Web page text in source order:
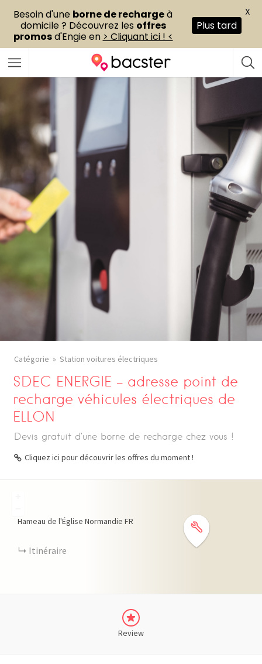
Catégorie Station voitures électriques
SDEC ENERGIE – adresse point de
recharge véhicules électriques de
ELLON
Devis gratuit d’une borne de recharge chez vous !
Cliquez ici pour découvrir les offres du moment !
Hameau de l'Église Normandie FR
Itinéraire
Review
Besoin d'une borne de rechargeà
domicile ? Découvrez les offres
promosd'Engie en > Cliquant ici ! <
Plus tard
X